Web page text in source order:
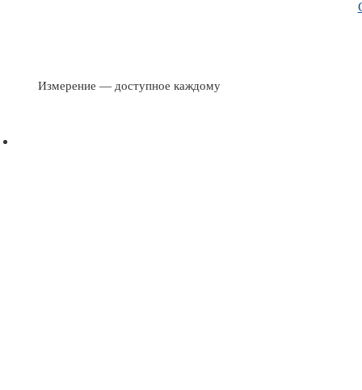
Измерение — доступное каждому